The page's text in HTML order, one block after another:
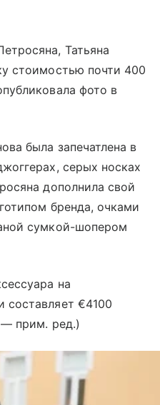
Татьяна
стоимостью почти 400
фото в
была запечатлена в
серых носках
дополнила свой
бренда, очками
сумкой-шопером
на
составляет €4100
— прим. ред.)